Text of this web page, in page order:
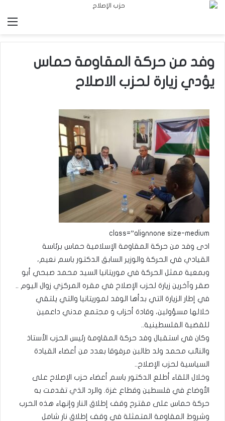
وفد من حركة المقاومة حماس
يؤدي زيارة لحزب الاصلاح
class=”alignnone size-medium
ادى وفد من حركة المقاومة الإسلامية حماس برئاسة
القيادي في الحركة والوزير السابق الدكتور باسم نعيم،
وبمعية ممثل الحركة في موريتانيا السيد محمد صبحي أبو
صقر وآخرين زيارة لحزب الإصلاح في مقره المركزي زوال اليوم ..
في إطار الزيارة التي بدأها الوفد لموريتانيا والتي يلتقي
خلالها مسؤولين، وقادة أحزاب و مجتمع مدني داعمين
للقضية الفلسطينية..
وكان في استقبال وفد حركة المقاومة رئيس الحزب الأستاذ
والنائب محمد ولد طالبن مرفوقا بعدد من أعضاء القيادة
السياسية لحزب الإصلاح..
وخلال اللقاء أطلع الدكتور باسم أعضاء حزب الإصلاح على
الأوضاع في فلسطين وقطاع غزة. والرد الذي تقدمت به
حركة حماس على مقترح وقف إطلاق النار وإنهاء هذه الحرب
وشروط المقاومة المتمثلة في وقف إطلاق نار شامل